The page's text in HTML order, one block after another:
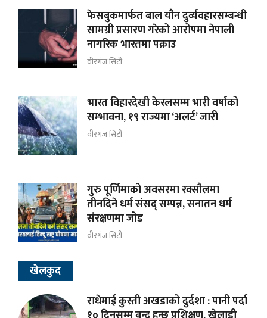
फेसबुकमार्फत बाल यौन दुर्व्यवहारसम्बन्धी
सामग्री प्रसारण गरेको आरोपमा नेपाली
नागरिक भारतमा पक्राउ
वीरगंज सिटी
भारत विहारदेखी केरलसम्म भारी वर्षाको
सम्भावना, १९ राज्यमा ‘अलर्ट’ जारी
वीरगंज सिटी
गुरु पूर्णिमाको अवसरमा रक्सौलमा
तीनदिने धर्म संसद् सम्पन्न, सनातन धर्म
संरक्षणमा जोड
वीरगंज सिटी
खेलकुद
राधेमाई कुस्ती अखडाको दुर्दशा : पानी पर्दा